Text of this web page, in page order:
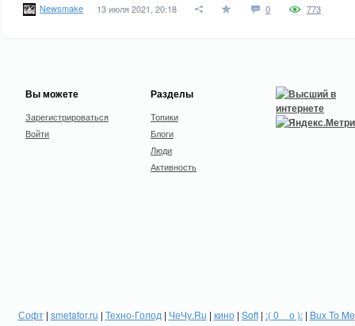
Newsmake 13 июля 2021, 20:18 0 773
Вы можете
Зарегистрироваться
Войти
Разделы
Топики
Блоги
Люди
Активность
Софт| smetafor.ru | Техно-Голод | ЧеЧу.Ru | кино| Soft| :( 0 _ о ):| Bux To Me